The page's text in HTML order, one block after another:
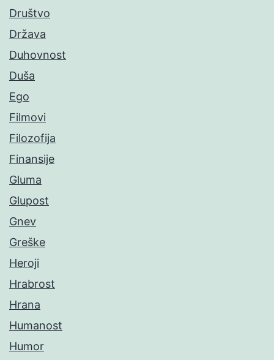
Društvo
Država
Duhovnost
Duša
Ego
Filmovi
Filozofija
Finansije
Gluma
Glupost
Gnev
Greške
Heroji
Hrabrost
Hrana
Humanost
Humor